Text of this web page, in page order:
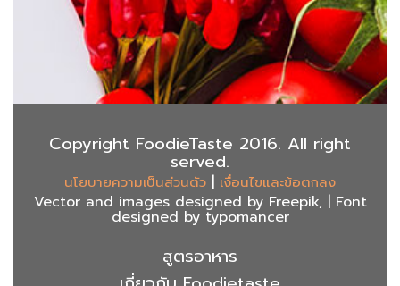
Copyright FoodieTaste 2016. All right
served.
นโยบายความเป็นส่วนตัว | เงื่อนไขและข้อตกลง
Vector and images designed by Freepik, | Font
designed by typomancer
สูตรอาหาร